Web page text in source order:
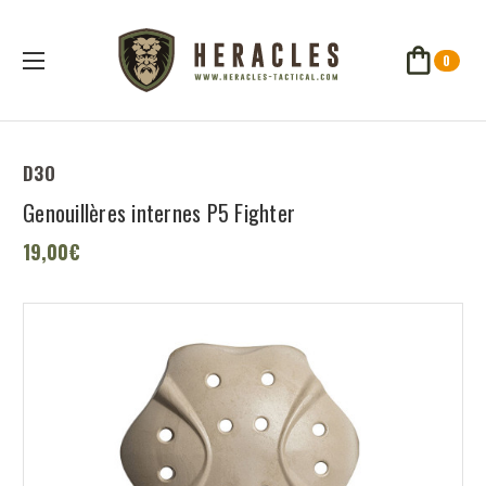
0
D3O
Genouillères internes P5 Fighter
19,00€